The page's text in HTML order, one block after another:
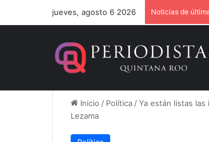
jueves, agosto 6 2026 Noticias de
Inicio / Política /Ya están listas las
Lezama